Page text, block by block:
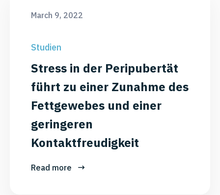
March 9, 2022
Studien
Stress in der Peripubertät
führt zu einer Zunahme des
Fettgewebes und einer
geringeren
Kontaktfreudigkeit
Read more